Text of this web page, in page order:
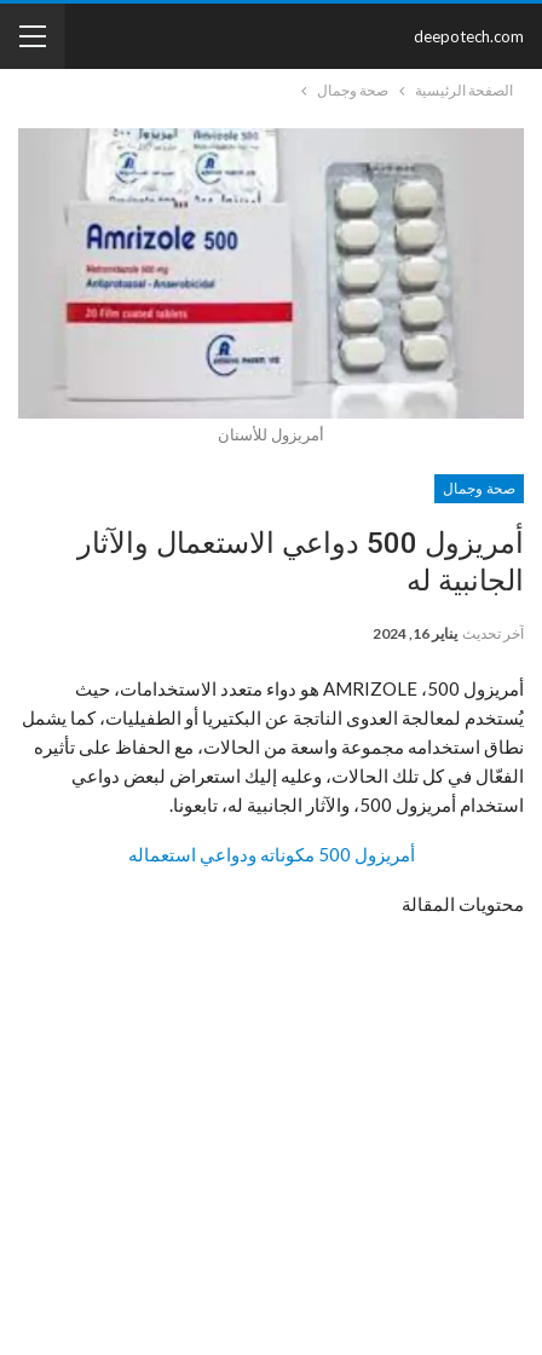
deepotech.com
الصفحة الرئيسية صحة وجمال
أمريزول للأسنان
صحة وجمال
أمريزول 500 دواعي الاستعمال والآثار
الجانبية له
آخر تحديث يناير 16, 2024
أمريزول 500، AMRIZOLE هو دواء متعدد الاستخدامات، حيث
يُستخدم لمعالجة العدوى الناتجة عن البكتيريا أو الطفيليات، كما يشمل
نطاق استخدامه مجموعة واسعة من الحالات، مع الحفاظ على تأثيره
الفعّال في كل تلك الحالات، وعليه إليك استعراض لبعض دواعي
استخدام أمريزول 500، والآثار الجانبية له، تابعونا.
أمريزول 500 مكوناته ودواعي استعماله
محتويات المقالة